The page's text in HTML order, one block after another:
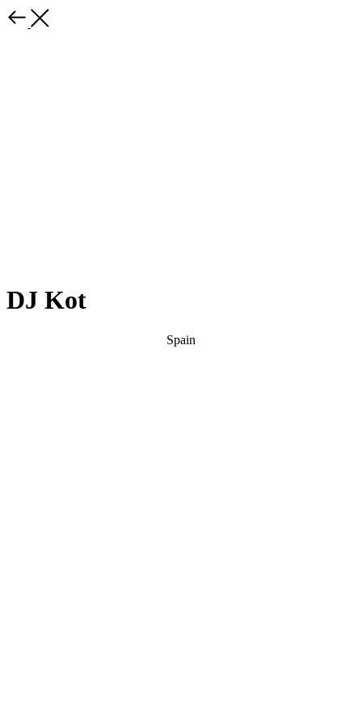
DJ Kot
Spain